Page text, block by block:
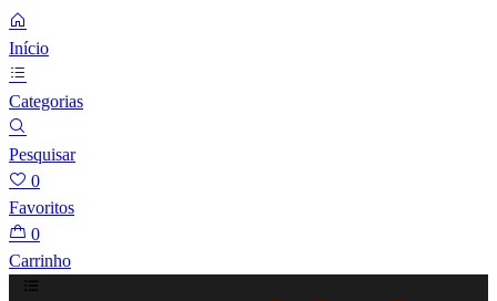
Início
Categorias
Pesquisar
0
Favoritos
0
Carrinho